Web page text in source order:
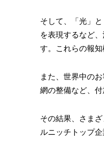
そして、「光」
を表現するなど
す。これらの報
また、世界中の
網の整備など、
その結果、さま
ルニッチトップ